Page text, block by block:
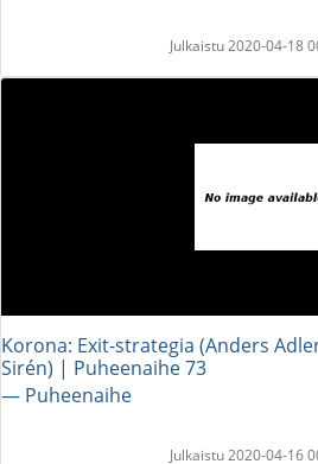
Julkaistu 2020-04-18
Korona: Exit-strategia (Anders
Sirén) | Puheenaihe 73
― Puheenaihe
Julkaistu 2020-04-16